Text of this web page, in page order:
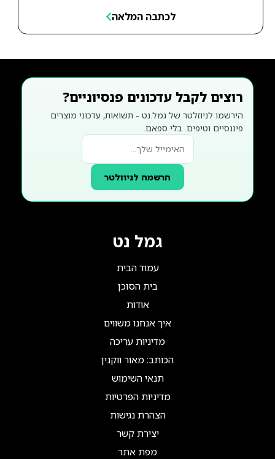
לכתבה המלאה
רוצים לקבל עדכונים פנסיוניים?
הירשמו לניוזלטר של גמל.נט - תשואות, עדכוני מוצרים
פיננסיים וטיפים. בלי ספאם.
הרשמה לניוזלטר
גמל נט
עמוד הבית
בית הסוכן
אודות
איך אנחנו משווים
מדיניות עריכה
הכותב: מאור ווקנין
תנאי השימוש
מדיניות הפרטיות
הצהרת נגישות
יצירת קשר
מפת אתר